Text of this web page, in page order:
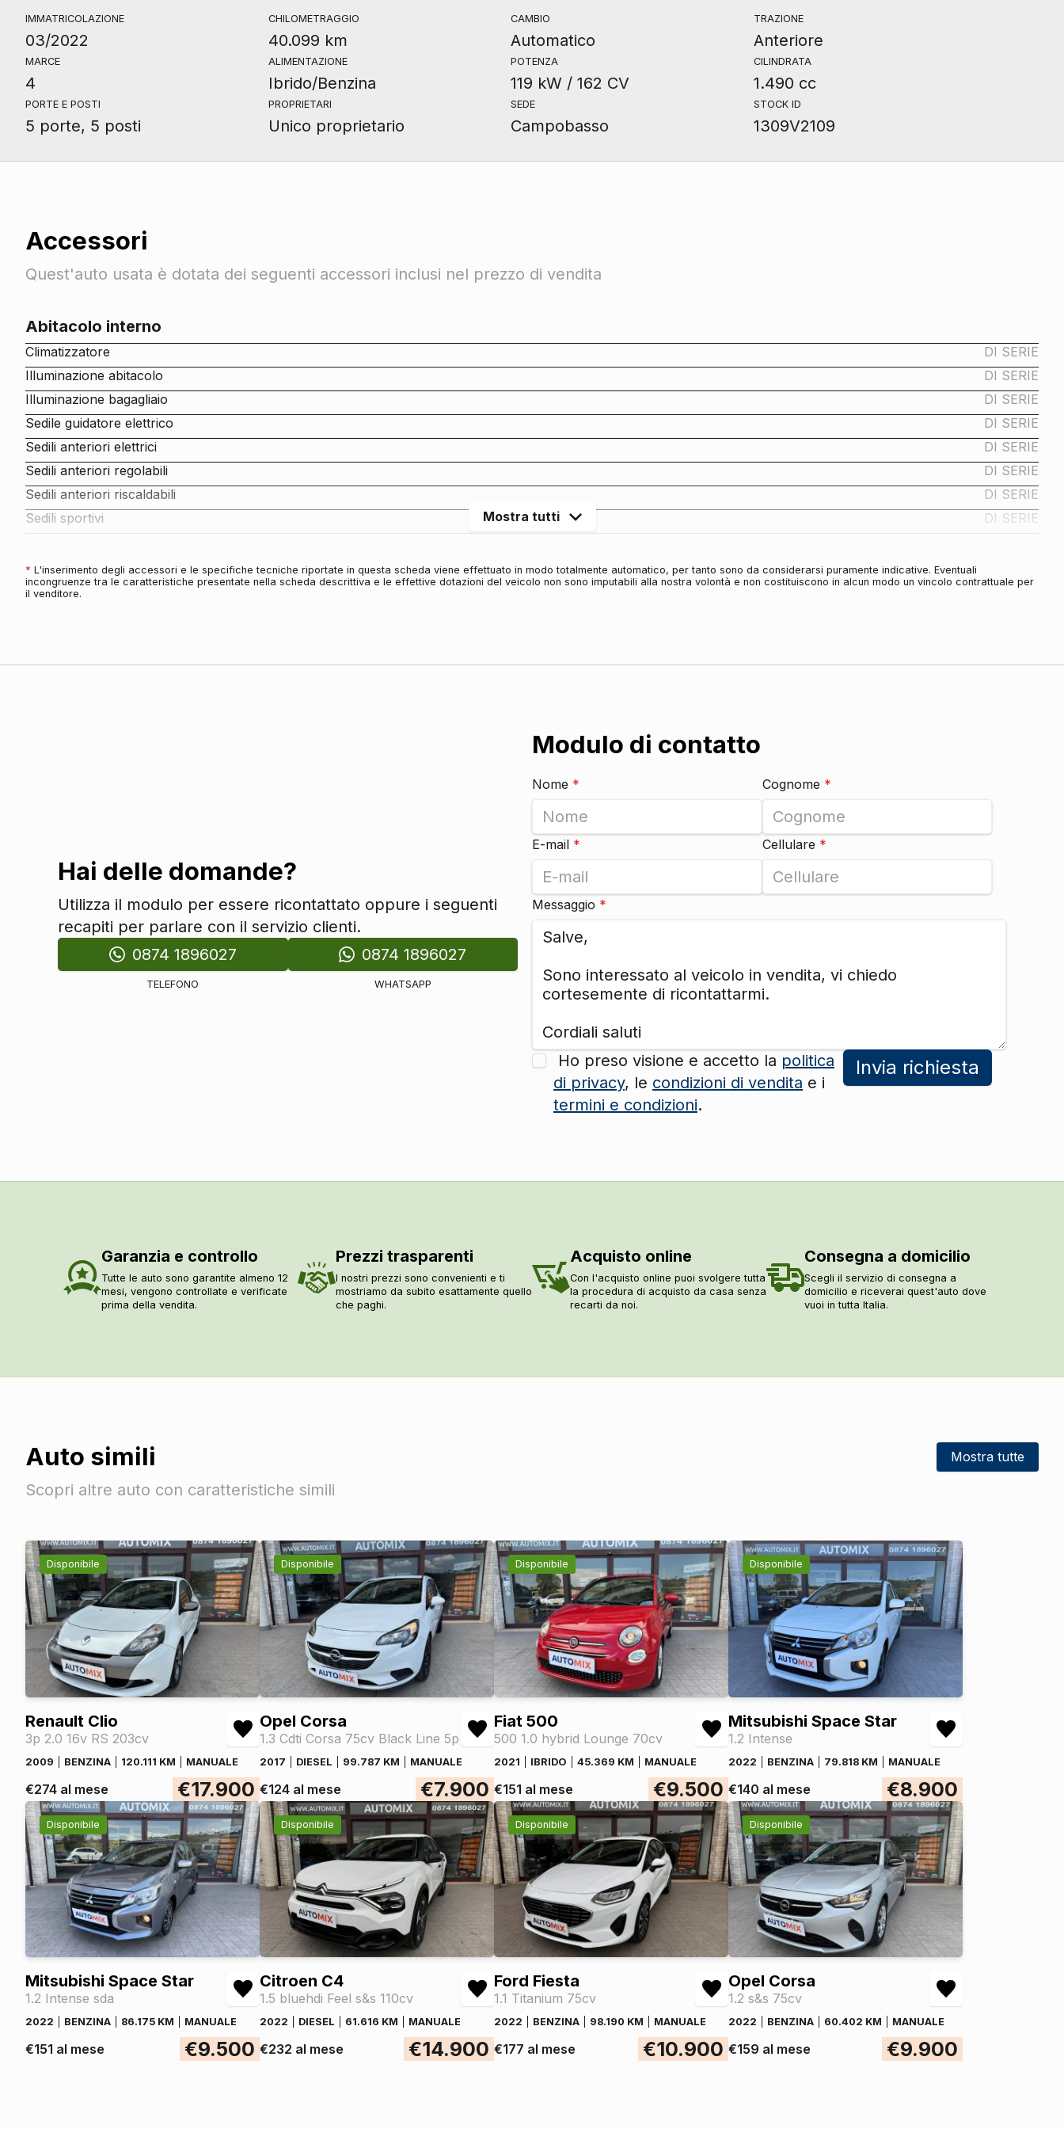
IMMATRICOLAZIONE
03/2022
CHILOMETRAGGIO
40.099 km
CAMBIO
Automatico
TRAZIONE
Anteriore
MARCE
4
ALIMENTAZIONE
Ibrido/Benzina
POTENZA
119 kW / 162 CV
CILINDRATA
1.490 cc
PORTE E POSTI
5 porte, 5 posti
PROPRIETARI
Unico proprietario
SEDE
Campobasso
STOCK ID
1309V2109
Accessori
Quest'auto usata è dotata dei seguenti accessori inclusi nel prezzo di vendita
Abitacolo interno
Climatizzatore
DI SERIE
Illuminazione abitacolo
DI SERIE
Illuminazione bagagliaio
DI SERIE
Sedile guidatore elettrico
DI SERIE
Sedili anteriori elettrici
DI SERIE
Sedili anteriori regolabili
DI SERIE
Sedili anteriori riscaldabili
DI SERIE
Sedili sportivi
DI SERIE
Volante regolabile
Bracciolo anteriore
DI SERIE
Copertura vano bagagli
DI SERIE
DI SERIE
Impianto di navigazione
Altoparlanti 6
Comandi al volante
Radio digitale dab
Cambio automatico a 7 marce
DI SERIE
Personalizzazione colori esterni
Portellone bagagliaio elettrico
DI SERIE
Barre sul tetto
DI SERIE
Cromature esterne
Fari
Fari a led
Fendinebbia
Fari automatici
Fari autoadattivi
Luci diurne
Interni
Interni in pelle
Interni personalizzazione colori
Sicurezza
Abs
Controllo della frenata
Airbag guida
Airbag passeggero
Airbag laterali
Airbag a tendina
Esp / electronic stability program
Indicatore pressione pneumatici
Retrovisore interno auto-anabbagliante
Sistema di frenata anti collisione
Assistente alla frenata
Assistente cambio di corsia
Mostra tutti
* L'inserimento degli accessori e le specifiche tecniche riportate in questa scheda viene effettuato in modo totalmente automatico, per tanto sono da considerarsi puramente indicative. Eventuali
incongruenze tra le caratteristiche presentate nella scheda descrittiva e le effettive dotazioni del veicolo non sono imputabili alla nostra volontà e non costituiscono in alcun modo un vincolo contrattuale per
il venditore.
Hai delle domande?
Utilizza il modulo per essere ricontattato oppure i seguenti
recapiti per parlare con il servizio clienti.
0874 1896027
TELEFONO
0874 1896027
WHATSAPP
Modulo di contatto
Nome * Cognome *
E-mail * Cellulare *
Messaggio *
Ho preso visione e accetto la politica
di privacy, le condizioni di vendita e i
termini e condizioni.
Invia richiesta
Garanzia e controllo
Tutte le auto sono garantite almeno 12
mesi, vengono controllate e verificate
prima della vendita.
Prezzi trasparenti
I nostri prezzi sono convenienti e ti
mostriamo da subito esattamente quello
che paghi.
Acquisto online
Con l'acquisto online puoi svolgere tutta
la procedura di acquisto da casa senza
recarti da noi.
Consegna a domicilio
Scegli il servizio di consegna a
domicilio e riceverai quest'auto dove
vuoi in tutta Italia.
Auto simili
Scopri altre auto con caratteristiche simili
Mostra tutte
Disponibile
Renault Clio
3p 2.0 16v RS 203cv
2009 BENZINA 120.111 KM MANUALE
€274 al mese €17.900
Disponibile
Opel Corsa
1.3 Cdti Corsa 75cv Black Line 5p
2017 DIESEL 99.787 KM MANUALE
€124 al mese €7.900
Disponibile
Fiat 500
500 1.0 hybrid Lounge 70cv
2021 IBRIDO 45.369 KM MANUALE
€151 al mese €9.500
Disponibile
Mitsubishi Space Star
1.2 Intense
2022 BENZINA 79.818 KM MANUALE
€140 al mese €8.900
Disponibile
Mitsubishi Space Star
1.2 Intense sda
2022 BENZINA 86.175 KM MANUALE
€151 al mese €9.500
Disponibile
Citroen C4
1.5 bluehdi Feel s&s 110cv
2022 DIESEL 61.616 KM MANUALE
€232 al mese €14.900
Disponibile
Ford Fiesta
1.1 Titanium 75cv
2022 BENZINA 98.190 KM MANUALE
€177 al mese €10.900
Disponibile
Opel Corsa
1.2 s&s 75cv
2022 BENZINA 60.402 KM MANUALE
€159 al mese €9.900